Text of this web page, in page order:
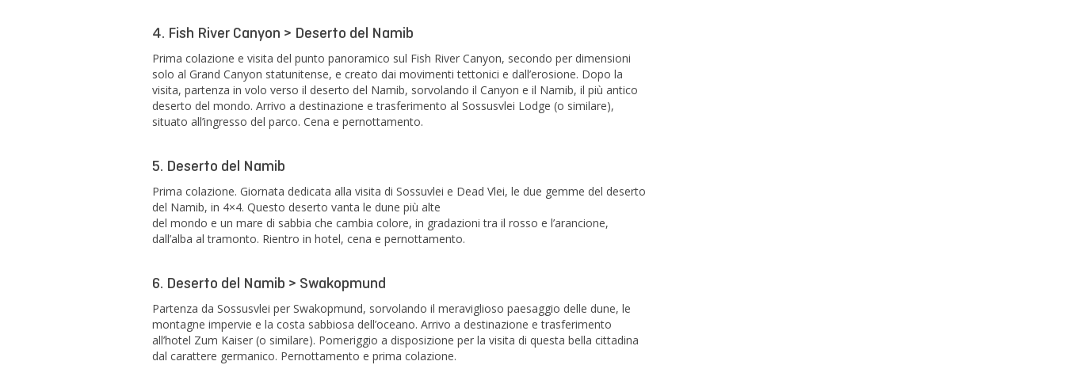
4. Fish River Canyon > Deserto del Namib
Prima colazione e visita del punto panoramico sul Fish River Canyon, secondo per dimensioni
solo al Grand Canyon statunitense, e creato dai movimenti tettonici e dall’erosione. Dopo la
visita, partenza in volo verso il deserto del Namib, sorvolando il Canyon e il Namib, il più antico
deserto del mondo. Arrivo a destinazione e trasferimento al Sossusvlei Lodge (o similare),
situato all’ingresso del parco. Cena e pernottamento.
5. Deserto del Namib
Prima colazione. Giornata dedicata alla visita di Sossuvlei e Dead Vlei, le due gemme del deserto
del Namib, in 4×4. Questo deserto vanta le dune più alte
del mondo e un mare di sabbia che cambia colore, in gradazioni tra il rosso e l’arancione,
dall’alba al tramonto. Rientro in hotel, cena e pernottamento.
6. Deserto del Namib > Swakopmund
Partenza da Sossusvlei per Swakopmund, sorvolando il meraviglioso paesaggio delle dune, le
montagne impervie e la costa sabbiosa dell’oceano. Arrivo a destinazione e trasferimento
all’hotel Zum Kaiser (o similare). Pomeriggio a disposizione per la visita di questa bella cittadina
dal carattere germanico. Pernottamento e prima colazione.